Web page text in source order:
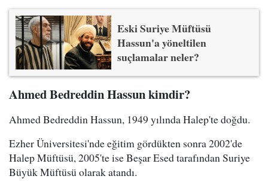
Eski Suriye Müftüsü
Hassun'a yöneltilen
suçlamalar neler?
Ahmed Bedreddin Hassun kimdir?
Ahmed Bedreddin Hassun, 1949 yılında Halep'te doğdu.
Ezher Üniversitesi'nde eğitim gördükten sonra 2002'de
Halep Müftüsü, 2005'te ise Beşar Esed tarafından Suriye
Büyük Müftüsü olarak atandı.